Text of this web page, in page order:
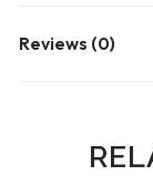
Reviews (0)